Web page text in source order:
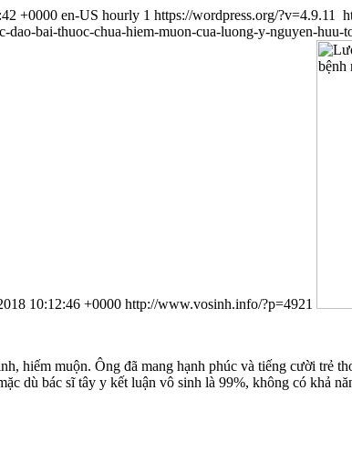
+0000 en-US hourly 1 https://wordpress.org/?v=4.9.11
bai-thuoc-chua-hiem-muon-cua-luong-y-nguyen-huu-
10:12:46 +0000 http://www.vosinh.info/?p=4921
hiếm muộn. Ông đã mang hạnh phúc và tiếng cười trẻ
dù bác sĩ tây y kết luận vô sinh là 99%, không có khả